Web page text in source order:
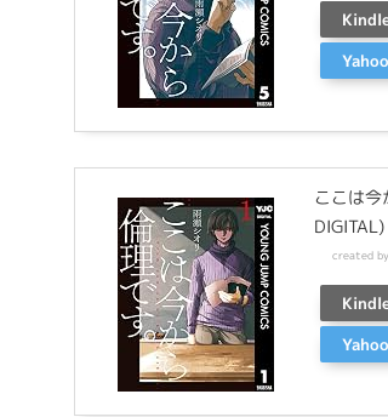
ここは
DIGITAL)
created